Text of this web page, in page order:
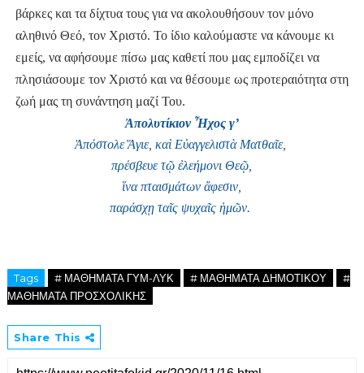
βάρκες και τα δίχτυα τους για να ακολουθήσουν τον μόνο
αληθινό Θεό, τον Χριστό. Το ίδιο καλούμαστε να κάνουμε κι
εμείς, να αφήσουμε πίσω μας καθετί που μας εμποδίζει να
πλησιάσουμε τον Χριστό και να θέσουμε ως προτεραιότητα στη
ζωή μας τη συνάντηση μαζί Του.
Ἀπολυτίκιον Ἦχος γ’
Ἀπόστολε Ἅγιε, καὶ Εὐαγγελιστὰ Ματθαῖε,
πρέσβευε τῷ ἐλεήμονι Θεῷ
ἵνα πταισμάτων ἄφεσιν,
παράσχῃ ταῖς ψυχαῖς ἡμῶν.
Tags # ΜΑΘΗΜΑΤΑ ΓΥΜ-ΛΥΚ # ΜΑΘΗΜΑΤΑ ΔΗΜΟΤΙΚΟΥ
#
ΜΑΘΗΜΑΤΑ ΠΡΟΣΧΟΛΙΚΗΣ
Share This